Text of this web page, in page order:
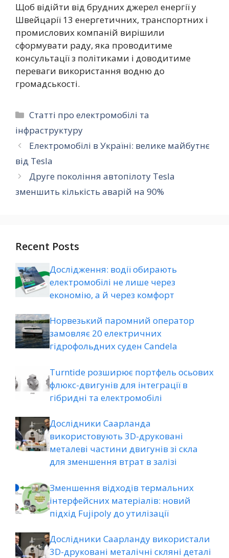
Щоб відійти від брудних джерел енергії у
Швейцарії 13 енергетичних, транспортних і
промислових компаній вирішили
сформувати раду, яка проводитиме
консультації з політиками і доводитиме
переваги використання водню до
громадськості.
Категорії
Статті про електромобілі та
інфраструктуру
Електромобілі в Україні: велике майбутнє
від Tesla
Друге покоління автопілоту Tesla
зменшить кількість аварій на 90%
Recent Posts
Дослідження: водії обирають
електромобілі не лише через
економію, а й через комфорт
Норвезький паромний оператор
замовляє 20 електричних
гідрофольдних суден Candela
Turntide розширює портфель осьових
флюкс-двигунів для інтеграції в
гібридні та електромобілі
Дослідники Саарланда
використовують 3D-друковані
металеві частини двигунів зі скла
для зменшення втрат в залізі
Зменшення відходів термальних
інтерфейсних матеріалів: новий
підхід Fujipoly до утилізації
Дослідники Саарланду використали
3D-друковані металічні скляні деталі